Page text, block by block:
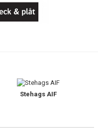
Stehags AIF